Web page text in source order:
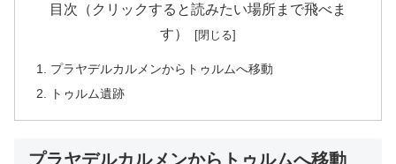
目次（クリックすると読みたい場所まで飛べま
す）
プラヤデルカルメンからトゥルムへ移動
トゥルム遺跡
プラヤデルカルメンからトゥルムへ移動